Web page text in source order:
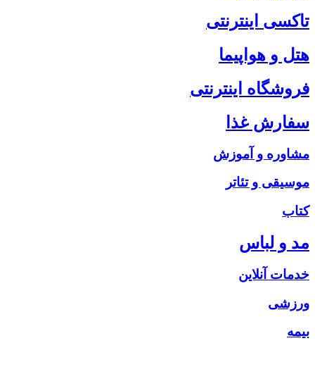
تاکسی اینترنتی
هتل و هواپیما
فروشگاه اینترنتی
سفارش غذا
مشاوره و آموزش
موسیقی و تئاتر
کتاب
مد و لباس
خدمات آنلاین
ورزشی
بیمه